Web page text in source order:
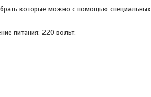
которые можно с помощью специальных
питания: 220 вольт.